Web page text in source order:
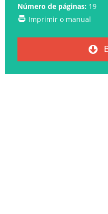
Número de páginas: 19
Imprimir o manual